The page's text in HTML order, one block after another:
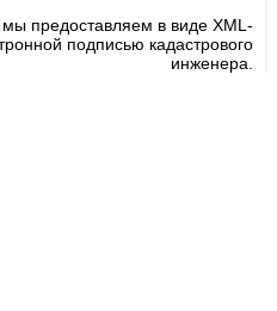
предоставляем в виде XML-
подписью кадастрового
инженера.